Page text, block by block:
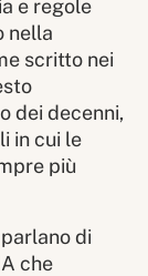
e regole
nella
scritto nei
dei decenni,
in cui le
più
di
che